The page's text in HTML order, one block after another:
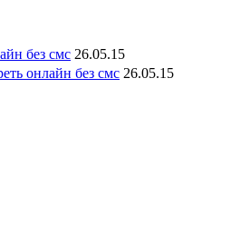
без смс 26.05.15
онлайн без смс 26.05.15